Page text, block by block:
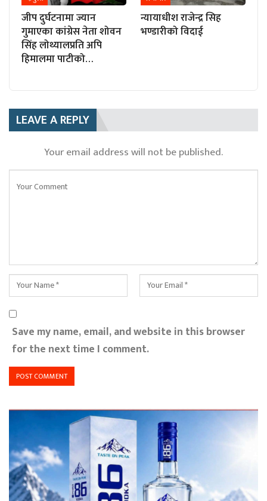
जीप दुर्घटनामा ज्यान
गुमाएका कांग्रेस नेता शोवन
सिंह लोथ्यालप्रति अपि
हिमालमा पाटीको…
न्यायाधीश राजेन्द्र सिह
भण्डारीको विदाई
LEAVE A REPLY
Your email address will not be published.
Save my name, email, and website in this browser
for the next time I comment.